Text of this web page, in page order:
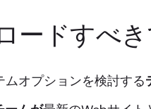
ードすべ
オプションを検討する